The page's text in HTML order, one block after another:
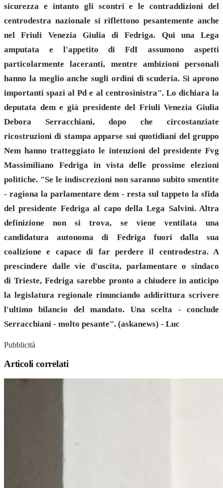
sicurezza e intanto gli scontri e le contraddizioni del
centrodestra nazionale si riflettono pesantemente anche
nel Friuli Venezia Giulia di Fedriga. Qui una Lega
amputata e l'appetito di FdI assumono aspetti
particolarmente laceranti, mentre ambizioni personali
hanno la meglio anche sugli ordini di scuderia. Si aprono
importanti spazi al Pd e al centrosinistra". Lo dichiara la
deputata dem e già presidente del Friuli Venezia Giulia
Debora Serracchiani, dopo che circostanziate
ricostruzioni di stampa apparse sui quotidiani del gruppo
Nem hanno tratteggiato le intenzioni del presidente Fvg
Massimiliano Fedriga in vista delle prossime elezioni
politiche. "Se le indiscrezioni non saranno subito smentite
- ragiona la parlamentare dem - resta sul tappeto la sfida
del presidente Fedriga al capo della Lega Salvini. Altra
definizione non si trova, se viene ventilata una
candidatura autonoma di Fedriga fuori dalla sua
coalizione e capace di far perdere il centrodestra. A
prescindere dalle vie d'uscita, parlamentare o sindaco
di Trieste, Fedriga sarebbe pronto a chiudere in anticipo
la legislatura regionale rinunciando addirittura scrivere
l'ultimo bilancio del mandato. Una scelta - conclude
Serracchiani - molto pesante". (askanews) - Luc
Pubblicità
Articoli correlati